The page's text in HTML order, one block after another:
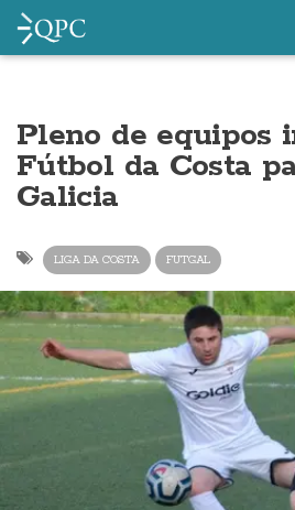
Pleno de equipos
Fútbol da Costa
Galicia
LIGA DA COSTA FUTGAL